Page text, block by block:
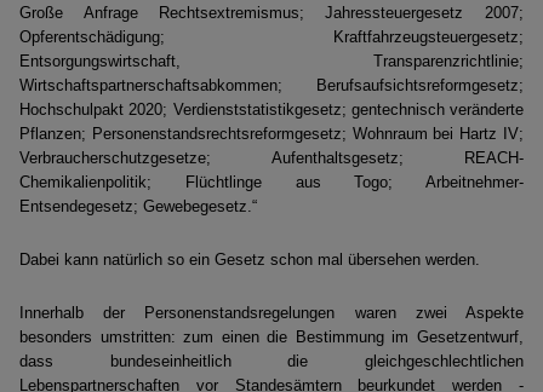
Große Anfrage Rechtsextremismus; Jahressteuergesetz 2007;
Opferentschädigung; Kraftfahrzeugsteuergesetz;
Entsorgungswirtschaft, Transparenzrichtlinie;
Wirtschaftspartnerschaftsabkommen; Berufsaufsichtsreformgesetz;
Hochschulpakt 2020; Verdienststatistikgesetz; gentechnisch veränderte
Pflanzen; Personenstandsrechtsreformgesetz; Wohnraum bei Hartz IV;
Verbraucherschutzgesetze; Aufenthaltsgesetz; REACH-
Chemikalienpolitik; Flüchtlinge aus Togo; Arbeitnehmer-
Entsendegesetz; Gewebegesetz.“
Dabei kann natürlich so ein Gesetz schon mal übersehen werden.
Innerhalb der Personenstandsregelungen waren zwei Aspekte
besonders umstritten: zum einen die Bestimmung im Gesetzentwurf,
dass bundeseinheitlich die gleichgeschlechtlichen
Lebenspartnerschaften vor Standesämtern beurkundet werden -